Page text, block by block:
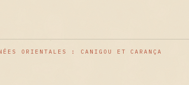
ORIENTALES : CANIGOU ET CARANÇA